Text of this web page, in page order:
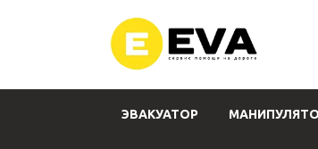
ЭВАКУАТОР